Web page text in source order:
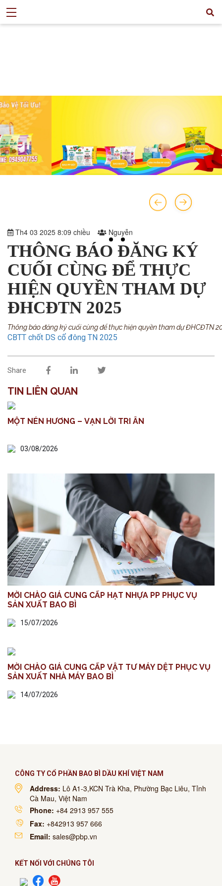
Th4 03 2025 8:09 chiều Nguyễn
THÔNG BÁO ĐĂNG KÝ
CUỐI CÙNG ĐỂ THỰC
HIỆN QUYỀN THAM DỰ
ĐHCĐTN 2025
Thôngbáo đăng ký cuối cùng để thực hiện quyền tham dự ĐHCĐTN
CBTT chốt DS cổ đông TN 2025
Share
TIN LIÊN QUAN
MỘT NÉN HƯƠNG – VẠN LỜI TRI ÂN
03/08/2026
MỜI CHÀO GIÁ CUNG CẤP HẠT NHỰA PP PHỤC VỤ
SẢN XUẤT BAO BÌ
15/07/2026
MỜI CHÀO GIÁ CUNG CẤP VẬT TƯ MÁY DỆT PHỤC VỤ
SẢN XUẤT NHÀ MÁY BAO BÌ
14/07/2026
CÔNG TY CỔ PHẦN BAO BÌ DẦU KHÍ VIỆT NAM
Address: Lô A1-3,KCN Trà Kha, Phường Bạc Liêu, Tỉnh
Cà Mau, Việt Nam
Phone: +84 2913 957 555
Fax: +842913 957 666
Email: sales@pbp.vn
KẾT NỐI VỚI CHÚNG TÔI